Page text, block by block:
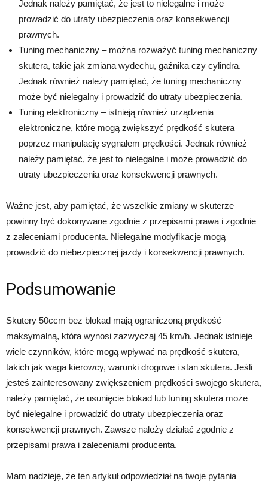
Jednak należy pamiętać, że jest to nielegalne i może
prowadzić do utraty ubezpieczenia oraz konsekwencji
prawnych.
Tuning mechaniczny – można rozważyć tuning mechaniczny
skutera, takie jak zmiana wydechu, gaźnika czy cylindra.
Jednak również należy pamiętać, że tuning mechaniczny
może być nielegalny i prowadzić do utraty ubezpieczenia.
Tuning elektroniczny – istnieją również urządzenia
elektroniczne, które mogą zwiększyć prędkość skutera
poprzez manipulację sygnałem prędkości. Jednak również
należy pamiętać, że jest to nielegalne i może prowadzić do
utraty ubezpieczenia oraz konsekwencji prawnych.
Ważne jest, aby pamiętać, że wszelkie zmiany w skuterze
powinny być dokonywane zgodnie z przepisami prawa i zgodnie
z zaleceniami producenta. Nielegalne modyfikacje mogą
prowadzić do niebezpiecznej jazdy i konsekwencji prawnych.
Podsumowanie
Skutery 50ccm bez blokad mają ograniczoną prędkość
maksymalną, która wynosi zazwyczaj 45 km/h. Jednak istnieje
wiele czynników, które mogą wpływać na prędkość skutera,
takich jak waga kierowcy, warunki drogowe i stan skutera. Jeśli
jesteś zainteresowany zwiększeniem prędkości swojego skutera,
należy pamiętać, że usunięcie blokad lub tuning skutera może
być nielegalne i prowadzić do utraty ubezpieczenia oraz
konsekwencji prawnych. Zawsze należy działać zgodnie z
przepisami prawa i zaleceniami producenta.
Mam nadzieję, że ten artykuł odpowiedział na twoje pytania